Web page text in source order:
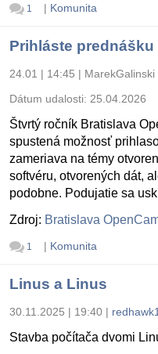
1 | Komunita
Prihláste
24.01 | 14:45 | MarekGalinski
Dátum udalosti: 25.04.2026
Štvrtý ročník Bratislava
spustená možnosť
zameriava na témy
softvéru, otvorených dát,
podobne. Podujatie sa
Zdroj: Bratislava
1 | Komunita
Linus a Linus
30.11.2025 | 19:40 |
Stavba počítača dvomi